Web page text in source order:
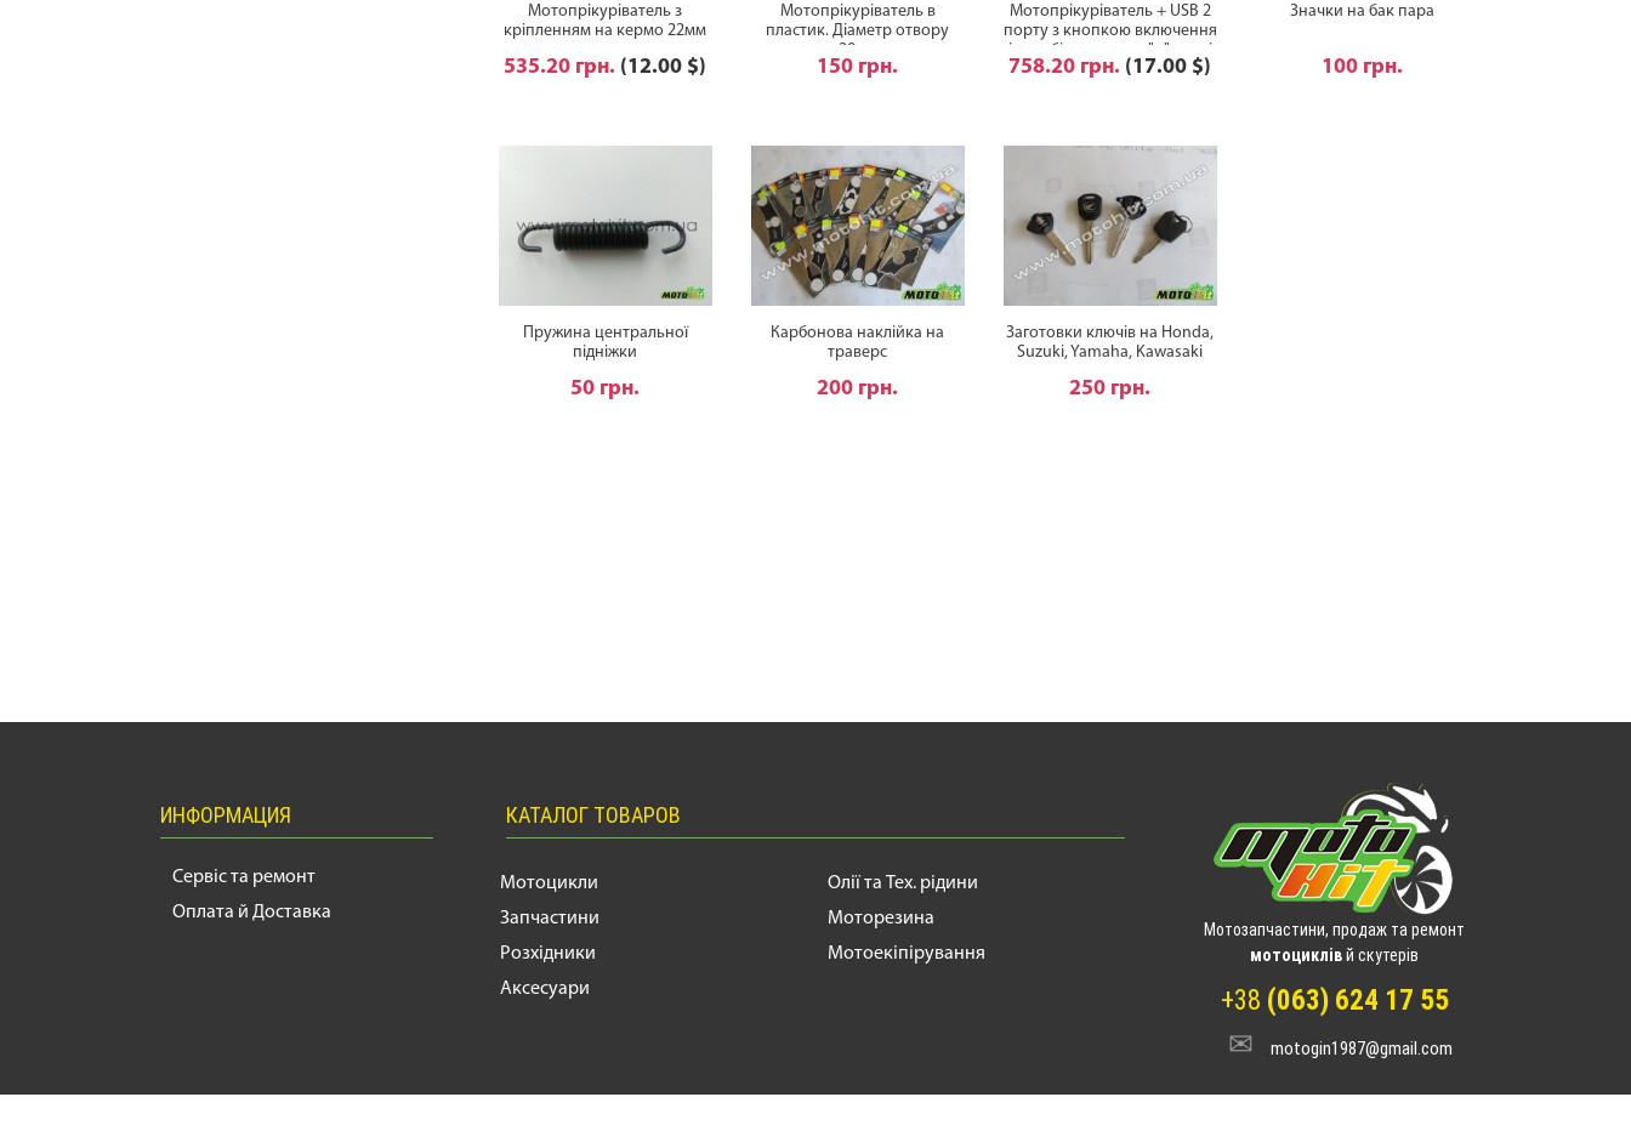
Мотопрікуріватель з
кріпленням на кермо 22мм
535.20 грн. (12.00 $)
Мотопрікуріватель в
пластик. Діаметр отвору
29мм
150 грн.
Мотопрікуріватель + USB 2
порту з кнопкою включення
і запобіжником на "+" дроті
758.20 грн. (17.00 $)
Значки на бак пара
100 грн.
Пружина центральної
підніжки
50 грн.
Карбонова наклійка на
траверс
200 грн.
Заготовки ключів на Honda,
Suzuki, Yamaha, Kawasaki
250 грн.
ИНФОРМАЦИЯ
Сервіс та ремонт
Оплата й Доставка
КАТАЛОГ ТОВАРОВ
Мотоцикли
Запчастини
Розхідники
Аксесуари
Олії та Тех. рідини
Моторезина
Мотоекіпірування
Мотозапчастини, продаж та ремонт
мотоциклівй скутерів
+38 (063) 624 17 55
motogin1987@gmail.com